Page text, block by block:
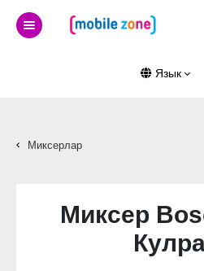
Язык
Миксерлар
Миксер